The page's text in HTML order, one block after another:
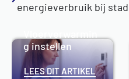
energieverbruik bij
g instellen
LEES DIT ARTIKEL